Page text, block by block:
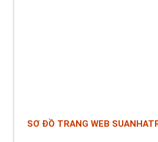
SƠ ĐỒ TRANG WEB